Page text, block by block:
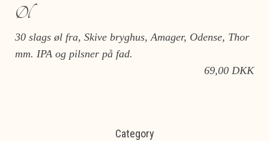
Øl
69,00 DKK
30 slags øl fra, Skive bryghus, Amager, Odense, Thor
mm. IPA og pilsner på fad.
Category